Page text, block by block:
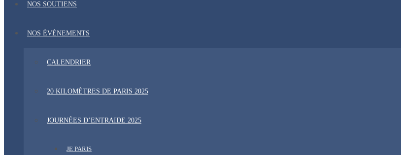
NOS SOUTIENS
NOS ÉVÉNEMENTS
CALENDRIER
20 KILOMÈTRES DE PARIS 2025
JOURNÉES D’ENTRAIDE 2025
JE PARIS